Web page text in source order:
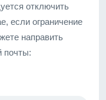
отключить
если ограничение
направить
почты: